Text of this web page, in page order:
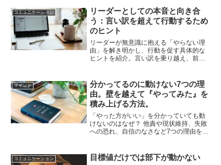
コミュニケーション
リーダーとしての本音と向き合
う：言い訳を超えて行動するため
のヒント
リーダーが無意識に抱える「やらない理
由」を解き明かし、行動を促す具体的な
ヒントを紹介。言い訳を乗り越え、前進
マインド
分かってるのに動けない7つの理
由。壁を越えて『やってみた』を
積み上げる方法。
「やった方がいい」を分かっていても動
けないのはなぜ？ 他責や現状維持、失敗
への恐れ、自信のなさなど7つの理由を解
上げるための改善案を紹介します。
コミュニケーション 目標値だけでは部下が動かない